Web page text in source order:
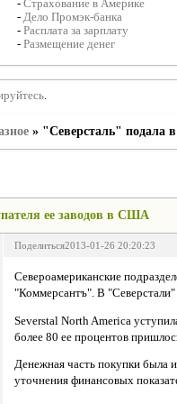
- Страхование в Америке
- Дело Промэк-банка
- Расплата за зарплату
- Размещение денег
.
» "Северсталь" подала
ее заводов в США
Поделиться2013-01-26 20:20:23
Североамериканские
"Коммерсантъ". В "Северстали"
Severstal North America
более 80 ее процентов
Денежная часть покупки была
уточнения финансовых